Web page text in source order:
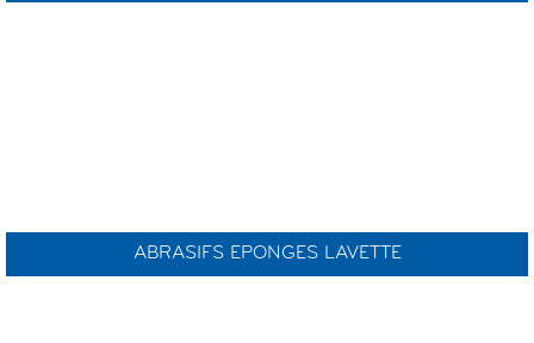
ABRASIFS EPONGES LAVETTE